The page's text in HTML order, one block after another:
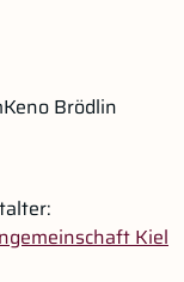
Brödlin
Kiel